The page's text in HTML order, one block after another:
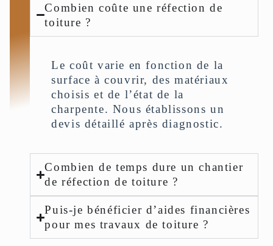
Combien coûte une réfection de
toiture ?
Le coût varie en fonction de la
surface à couvrir, des matériaux
choisis et de l’état de la
charpente. Nous établissons un
devis détaillé après diagnostic.
Combien de temps dure un chantier
de réfection de toiture ?
Puis-je bénéficier d’aides financières
pour mes travaux de toiture ?